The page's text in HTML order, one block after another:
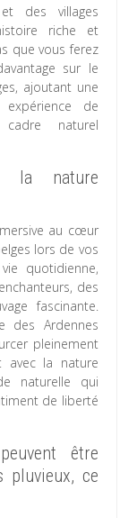
des villages
riche et
que vous ferez
sur le
ajoutant une
de
naturel
la nature
au cœur
lors de vos
quotidienne,
des
fascinante.
des Ardennes
pleinement
avec la nature
naturelle qui
de liberté
être
pluvieux, ce